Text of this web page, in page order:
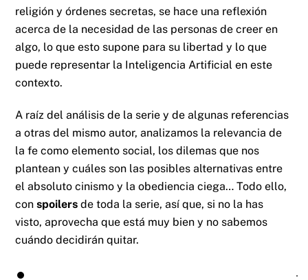
religión y órdenes secretas, se hace una reflexión
acerca de la necesidad de las personas de creer en
algo, lo que esto supone para su libertad y lo que
puede representar la Inteligencia Artificial en este
contexto.
A raíz del análisis de la serie y de algunas referencias
a otras del mismo autor, analizamos la relevancia de
la fe como elemento social, los dilemas que nos
plantean y cuáles son las posibles alternativas entre
el absoluto cinismo y la obediencia ciega… Todo ello,
conspoilers de toda la serie, así que, si no la has
visto, aprovecha que está muy bien y no sabemos
cuándo decidirán quitar.